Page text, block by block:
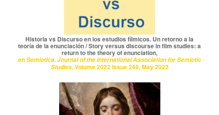
Historia vs Discurso en los estudios fílmicos. Un retorno a la
teoría de la enunciación / Story versus discourse in film studies: a
return to the theory of enunciation,
enSemiotica. Journal of the International Association for Semiotic
Studies, Volume 2022 Issue 246, May 2022